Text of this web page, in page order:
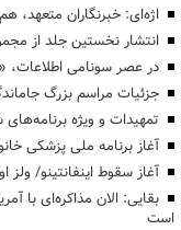
اژه‌ای: خبرنگاران
انتشار نخستین جلد از
در عصر سونامی
جزئیات مراسم بزرگ
تمهیدات و ویژه برنامه‌های
آغاز برنامه ملی پزشکی خانواده در ۲۰ شهر فاز دوم با
آغاز سقوط اینفانتینو/
بقایی: الان مذاکره‌ای با
است